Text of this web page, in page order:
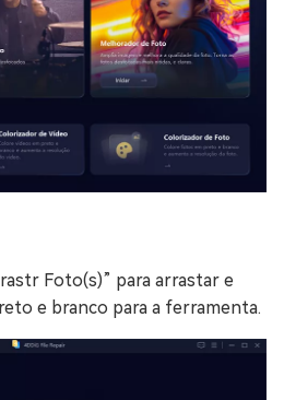
Foto(s)” para arrastar e
e branco para a ferramenta.